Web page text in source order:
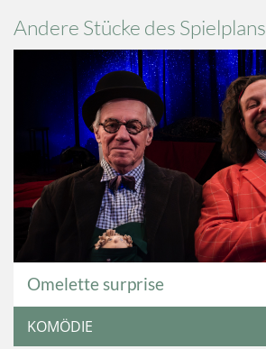
Andere Stücke des Spielplans
Omelette surprise
KOMÖDIE